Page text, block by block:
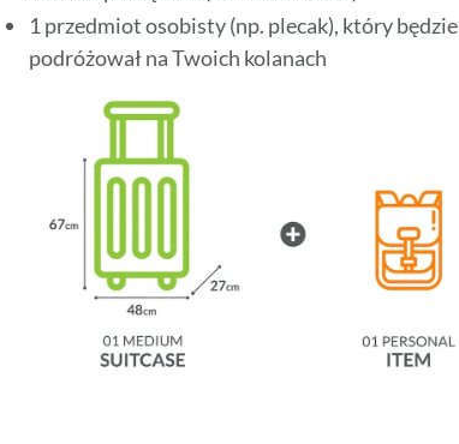
1 przedmiot osobisty (np. plecak), który będzie
podróżował na Twoich kolanach